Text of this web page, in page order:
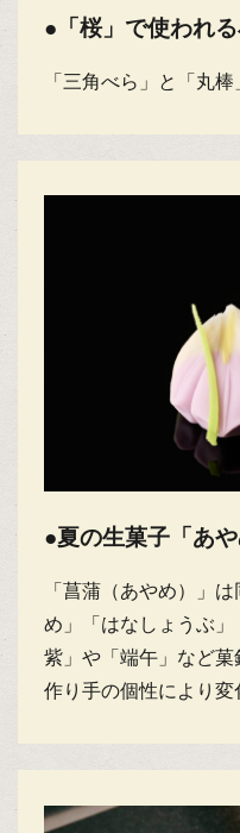
●「桜」で使われ
「三角べら」と「丸
●夏の生菓子「あや
「菖蒲（あやめ）」
め」「はなしょうぶ
紫」や「端午」など
作り手の個性により変